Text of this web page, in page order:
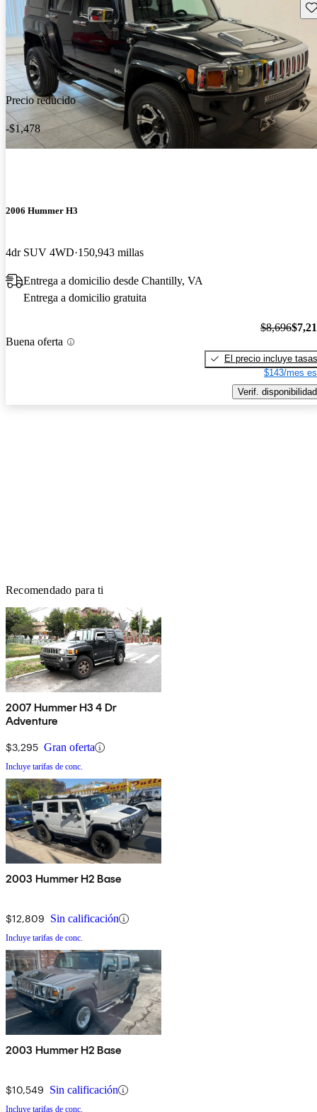
Precio reducido
-$1,478
2006 Hummer H3
4dr SUV 4WD 150,943 millas
Entrega a domicilio desde Chantilly, VA
Entrega a domicilio gratuita
Buena oferta
$8,696
El precio incluye tasas
$143/mes
Verif. disponibilidad
Recomendado para ti
2007 Hummer H3 4 Dr
Adventure
$3,295 Gran oferta
Incluye tarifas de conc.
2003 Hummer H2 Base
$12,809 Sin calificación
Incluye tarifas de conc.
2003 Hummer H2 Base
$10,549 Sin calificación
Incluye tarifas de conc.